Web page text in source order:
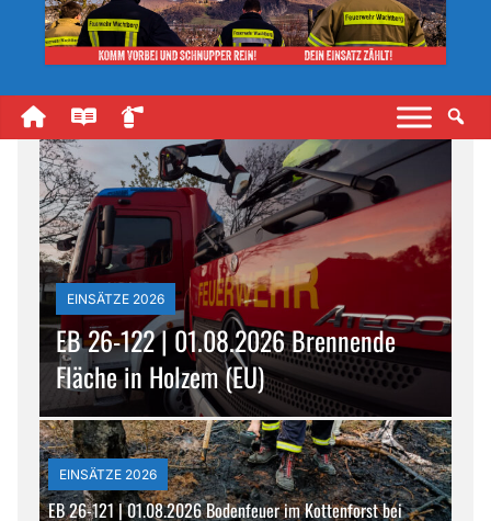
EINSÄTZE 2026
EB 26-122 | 01.08.2026 Brennende
Fläche in Holzem (EU)
EINSÄTZE 2026
EB 26-121 | 01.08.2026 Bodenfeuer im Kottenforst bei